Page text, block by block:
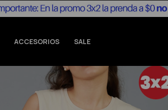
ACCESORIOS SALE